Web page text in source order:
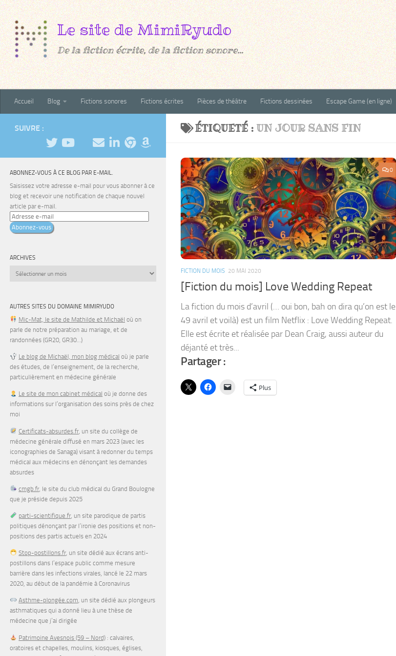
Au dessous du contenu
De la fiction écrite, de la fiction sonore...
Accueil Blog Fictions sonores Fictions écrites Pièces de théâtre Fictions dessinées Escape Game (en ligne)
ÉTIQUETÉ : UN JOUR SANS FIN
0
FICTION DU MOIS 20 MAI 2020
[Fiction du mois] Love Wedding Repeat
La fiction du mois d’avril (… oui bon, bah on dira qu’on est le
49 avril et voilà) est un film Netflix : Love Wedding Repeat.
Elle est écrite et réalisée par Dean Craig, aussi auteur du
déjanté et très...
Partager :
Plus
SUIVRE :
ABONNEZ-VOUS À CE BLOG PAR E-MAIL.
Saisissez votre adresse e-mail pour vous abonner à ce
blog et recevoir une notification de chaque nouvel
article par e-mail.
Adresse
e-Abonnez-vous
ARCHIVES
Archives
AUTRES SITES DU DOMAINE MIMIRYUDO
Mic-Mat, le site de Mathilde et Michaël où on
parle de notre préparation au mariage, et de
randonnées (GR20, GR30…)
Le blog de Michaël, mon blog médical où je parle
des études, de l’enseignement, de la recherche,
particulièrement en médecine générale
Le site de mon cabinet médical où je donne des
informations sur l’organisation des soins près de chez
moi
Certificats-absurdes.fr , un site du collège de
médecine générale diffusé en mars 2023 (avec les
iconographies de Sanaga) visant à redonner du temps
médical aux médecins en dénonçant les demandes
absurdes
cmgb.fr , le site du club médical du Grand Boulogne
que je préside depuis 2025
parti-scientifique.fr , un site parodique de partis
politiques dénonçant par l’ironie des positions et non-
positions des partis actuels en 2024
Stop-postillons.fr, un site dédié aux écrans anti-
postillons dans l’espace public comme mesure
barrière dans les infections virales, lancé le 22 mars
2020, au début de la pandémie à Coronavirus
Asthme-plongée.com, un site dédié aux plongeurs
asthmatiques qui a donné lieu à une thèse de
médecine que j’ai dirigée
Patrimoine Avesnois (59 – Nord) : calvaires,
oratoires et chapelles, moulins, kiosques, églises,